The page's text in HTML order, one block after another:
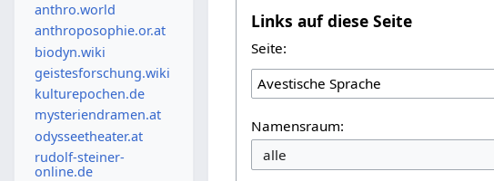
Links auf diese Seite
Seite:
Namensraum:
anthro.world
anthroposophie.or.at
biodyn.wiki
geistesforschung.wiki
kulturepochen.de
mysteriendramen.at
odysseetheater.at
rudolf-steiner-
online.de